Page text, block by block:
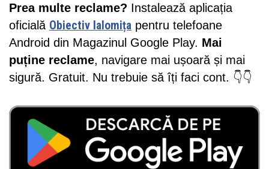
Prea multe reclame? Instalează aplicația
oficială Obiectiv Ialomița pentru telefoane
Android din Magazinul Google Play. Mai
puține reclame, navigare mai ușoară și mai
sigură. Gratuit. Nu trebuie să îți faci cont. 👇👇